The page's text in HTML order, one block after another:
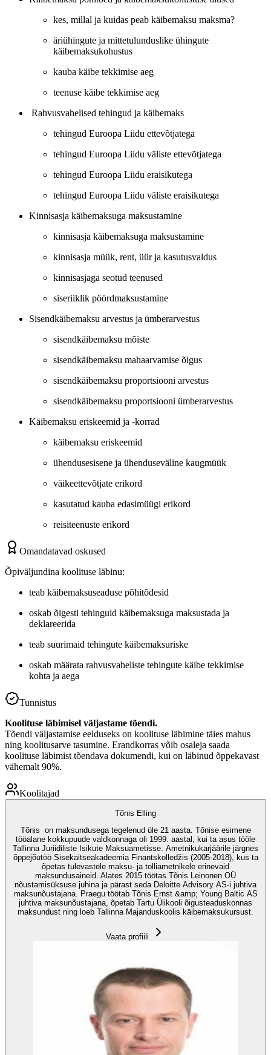
kes, millal ja kuidas peab käibemaksu maksma?
äriühingute ja mittetulunduslike ühingute
käibemaksukohustus
kauba käibe tekkimise aeg
teenuse käibe tekkimise aeg
Rahvusvahelised tehingud ja käibemaks
tehingud Euroopa Liidu ettevõtjatega
tehingud Euroopa Liidu väliste ettevõtjatega
tehingud Euroopa Liidu eraisikutega
tehingud Euroopa Liidu väliste eraisikutega
Kinnisasja käibemaksuga maksustamine
kinnisasja käibemaksuga maksustamine
kinnisasja müük, rent, üür ja kasutusvaldus
kinnisasjaga seotud teenused
siseriiklik pöördmaksustamine
Sisendkäibemaksu arvestus ja ümberarvestus
sisendkäibemaksu mõiste
sisendkäibemaksu mahaarvamise õigus
sisendkäibemaksu proportsiooni arvestus
sisendkäibemaksu proportsiooni ümberarvestus
Käibemaksu eriskeemid ja -korrad
käibemaksu eriskeemid
ühendusesisene ja ühenduseväline kaugmüük
väikeettevõtjate erikord
kasutatud kauba edasimüügi erikord
reisiteenuste erikord
Omandatavad oskused
Õpiväljundina koolituse läbinu:
teab käibemaksuseaduse põhitõdesid
oskab õigesti tehinguid käibemaksuga maksustada ja
deklareerida
teab suurimaid tehingute käibemaksuriske
oskab määrata rahvusvaheliste tehingute käibe tekkimise
kohta ja aega
Tunnistus
Koolituse läbimisel väljastame tõendi.
Tõendi väljastamise eelduseks on koolituse läbimine täies mahus
ning koolitusarve tasumine. Erandkorras võib osaleja saada
koolituse läbimist tõendava dokumendi, kui on läbinud õppekavast
vähemalt 90%.
Koolitajad
Tõnis Elling
Tõnis on maksundusega tegelenud üle 21 aasta. Tõnise esimene
tööalane kokkupuude valdkonnaga oli 1999. aastal, kui ta asus tööle
Tallinna Juriidiliste Isikute Maksuametisse. Ametnikukarjäärile järgnes
õppejõutöö Sisekaitseakadeemia Finantskolledžis (2005-2018), kus ta
õpetas tulevastele maksu- ja tolliametnikele erinevaid
maksundusaineid. Alates 2015 töötas Tõnis Leinonen OÜ
nõustamisüksuse juhina ja pärast seda Deloitte Advisory AS-i juhtiva
maksunõustajana. Praegu töötab Tõnis Ernst &amp; Young Baltic AS
juhtiva maksunõustajana, õpetab Tartu Ülikooli õigusteaduskonnas
maksundust ning loeb Tallinna Majanduskoolis käibemaksukursust.
Vaata profiili